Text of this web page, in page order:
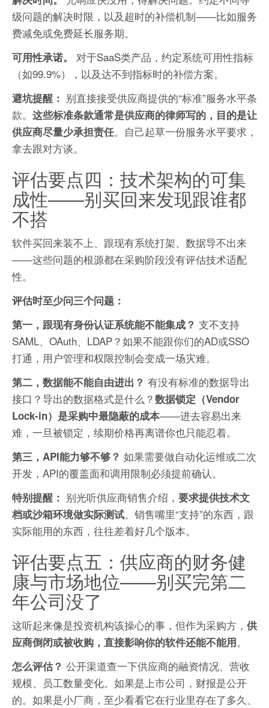
级问题的解决时限，以及超时的补偿机制——比如服务
费减免或免费延长服务期。
可用性承诺。
对于SaaS类产品，约定系统可用性指标
（如99.9%），以及达不到指标时的补偿方案。
避坑提醒： 别直接接受供应商提供的“标准”服务水平条
款。 这些标准条款通常是供应商的律师写的，目的是让
供应商尽量少承担责任。自己起草一份服务水平要求，
拿去跟对方谈。
评估要点四：技术架构的可集
成性——别买回来发现跟谁都
不搭
软件买回来装不上、跟现有系统打架、数据导不出来
——这些问题的根源都在采购阶段没有评估技术适配
性。
评估时至少问三个问题：
第一，跟现有身份认证系统能不能集成？ 支不支持
SAML、OAuth、LDAP？如果不能跟你们的AD或SSO
打通，用户管理和权限控制会变成一场灾难。
第二，数据能不能自由进出？ 有没有标准的数据导出
接口？导出的数据格式是什么？数据锁定（Vendor
Lock-in）是采购中最隐蔽的成本——进去容易出来
难，一旦被锁定，续期价格再离谱你也只能忍着。
第三，API能力够不够？ 如果需要做自动化运维或二次
开发，API的覆盖面和调用限制必须提前确认。
特别提醒： 别光听供应商销售介绍， 要求提供技术文
档或沙箱环境做实际测试。销售嘴里“支持”的东西，跟
实际能用的东西，往往差着好几个版本。
评估要点五：供应商的财务健
康与市场地位——别买完第二
年公司没了
这听起来像是投资机构该操心的事，但作为采购方， 供
应商倒闭或被收购，直接影响你的软件还能不能用。
怎么评估？ 公开渠道查一下供应商的融资情况、营收
规模、员工数量变化。如果是上市公司，财报是公开
的。如果是小厂商，至少看看它在行业里存在了多久、